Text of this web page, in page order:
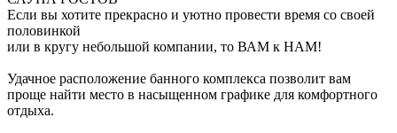
Если вы хотите прекрасно и уютно провести время со своей
половинкой
или в кругу небольшой компании, то ВАМ к НАМ!
Удачное расположение банного комплекса позволит вам
проще найти место в насыщенном графике для комфортного
отдыха.